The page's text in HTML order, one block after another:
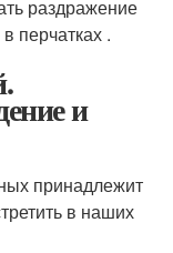
раздражение
перчатках .
и
принадлежит
в наших